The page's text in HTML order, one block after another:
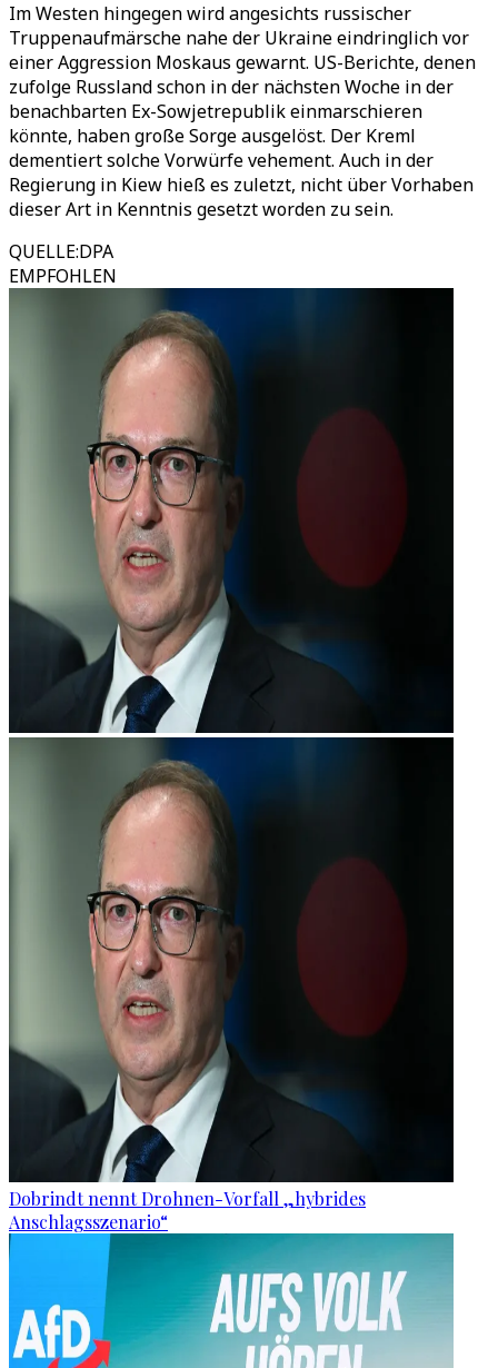
Im Westen hingegen wird angesichts russischer
Truppenaufmärsche nahe der Ukraine eindringlich vor
einer Aggression Moskaus gewarnt. US-Berichte, denen
zufolge Russland schon in der nächsten Woche in der
benachbarten Ex-Sowjetrepublik einmarschieren
könnte, haben große Sorge ausgelöst. Der Kreml
dementiert solche Vorwürfe vehement. Auch in der
Regierung in Kiew hieß es zuletzt, nicht über Vorhaben
dieser Art in Kenntnis gesetzt worden zu sein.
QUELLE:DPA
EMPFOHLEN
Dobrindt nennt Drohnen-Vorfall „hybrides
Anschlagsszenario“